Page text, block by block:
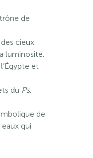
de
cieux
luminosité.
et
du Ps.
de
qui